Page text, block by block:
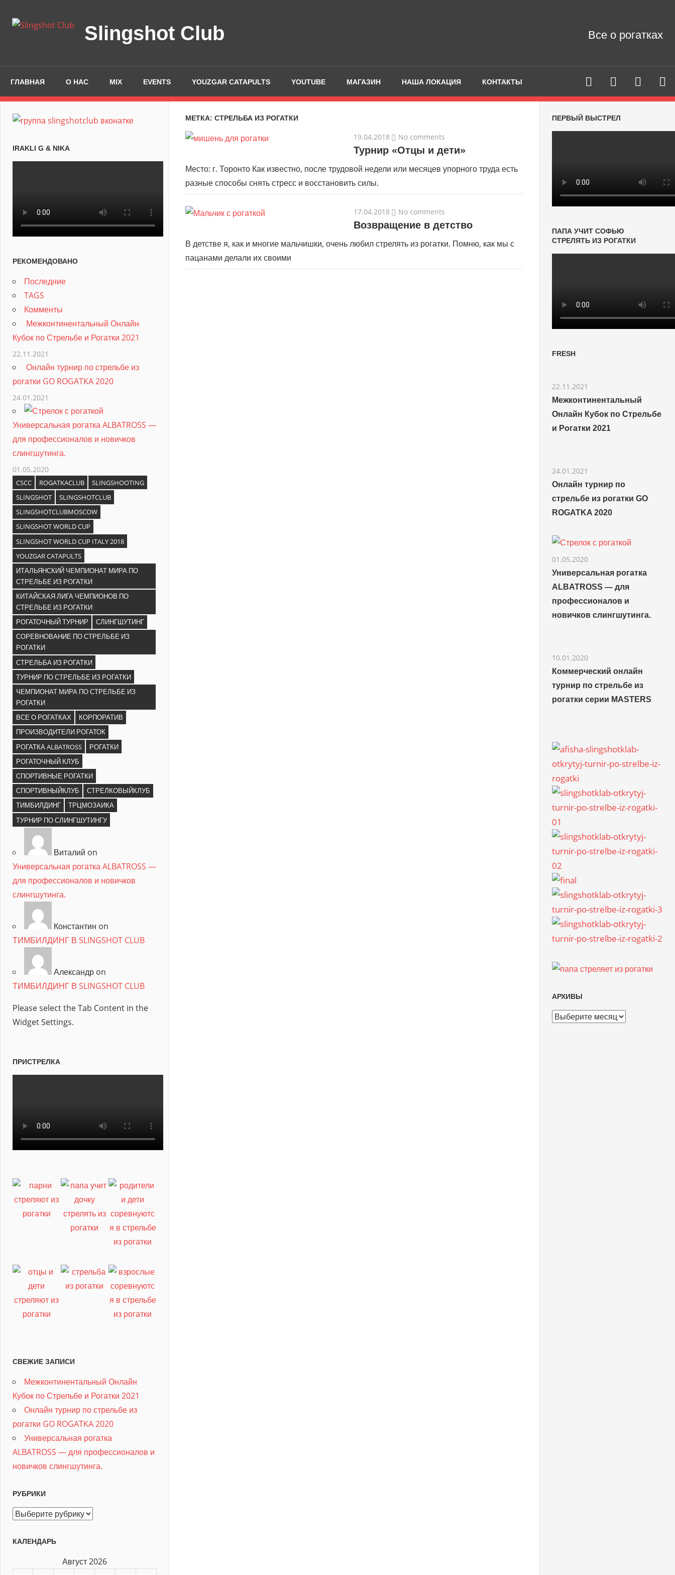
Slingshot Club Все о рогатках
ГЛАВНАЯ О НАС MIX EVENTS YOUZGAR CATAPULTS YOUTUBE МАГАЗИН НАША ЛОКАЦИЯ КОНТАКТЫ
МЕТКА: СТРЕЛЬБА ИЗ РОГАТКИ
19.04.2018 No comments
Турнир «Отцы и дети»
Место: г. Торонто Как известно, после трудовой недели или месяцев упорного труда есть
разные способы снять стресс и восстановить силы.
17.04.2018 No comments
Возвращение в детство
В детстве я, как и многие мальчишки, очень любил стрелять из рогатки. Помню, как мы с
пацанами делали их своими
IRAKLI G & NIKA
РЕКОМЕНДОВАНО
Последние
TAGS
Комменты
Межконтинентальный Онлайн
Кубок по Стрельбе и Рогатки 2021
22.11.2021
Онлайн турнир по стрельбе из
рогатки GO ROGATKA 2020
24.01.2021
Универсальная рогатка ALBATROSS —
для профессионалов и новичков
слингшутинга.
01.05.2020
CSCC ROGATKACLUB
SLINGSHOOTING
SLINGSHOT
SLINGSHOTCLUB
SLINGSHOTCLUBMOSCOW
SLINGSHOT WORLD CUP
SLINGSHOT WORLD CUP ITALY 2018
YOUZGAR CATAPULTS
ИТАЛЬЯНСКИЙ ЧЕМПИОНАТ МИРА ПО
СТРЕЛЬБЕ ИЗ РОГАТКИ
КИТАЙСКАЯ ЛИГА ЧЕМПИОНОВ ПО
СТРЕЛЬБЕ ИЗ РОГАТКИ
РОГАТОЧНЫЙ ТУРНИР
СЛИНГШУТИНГ
СОРЕВНОВАНИЕ ПО СТРЕЛЬБЕ ИЗ
РОГАТКИ
СТРЕЛЬБА ИЗ РОГАТКИ
ТУРНИР ПО СТРЕЛЬБЕ ИЗ РОГАТКИ
ЧЕМПИОНАТ МИРА ПО СТРЕЛЬБЕ ИЗ
РОГАТКИ
ВСЕ О РОГАТКАХ
КОРПОРАТИВ
ПРОИЗВОДИТЕЛИ РОГАТОК
РОГАТКА ALBATROSS
РОГАТКИ
РОГАТОЧНЫЙ КЛУБ
СПОРТИВНЫЕ РОГАТКИ
СПОРТИВНЫЙКЛУБ
СТРЕЛКОВЫЙКЛУБ
ТИМБИЛДИНГ
ТРЦМОЗАИКА
ТУРНИР ПО СЛИНГШУТИНГУ
Виталий on
Универсальная рогатка ALBATROSS —
для профессионалов и новичков
слингшутинга.
Константин on
ТИМБИЛДИНГ В SLINGSHOT CLUB
Александр on
ТИМБИЛДИНГ В SLINGSHOT CLUB
Please select the Tab Content in the
Widget Settings.
ПРИСТРЕЛКА
СВЕЖИЕ ЗАПИСИ
Межконтинентальный Онлайн
Кубок по Стрельбе и Рогатки 2021
Онлайн турнир по стрельбе из
рогатки GO ROGATKA 2020
Универсальная рогатка
ALBATROSS — для профессионалов и
новичков слингшутинга.
РУБРИКИ
Рубрики
КАЛЕНДАРЬ
Август 2026
ПЕРВЫЙ ВЫСТРЕЛ
ПАПА УЧИТ СОФЬЮ
СТРЕЛЯТЬ ИЗ РОГАТКИ
FRESH
22.11.2021
Межконтинентальный
Онлайн Кубок по Стрельбе
и Рогатки 2021
24.01.2021
Онлайн турнир по
стрельбе из рогатки GO
ROGATKA 2020
01.05.2020
Универсальная рогатка
ALBATROSS — для
профессионалов и
новичков слингшутинга.
10.01.2020
Коммерческий онлайн
турнир по стрельбе из
рогатки серии MASTERS
АРХИВЫ
Архивы